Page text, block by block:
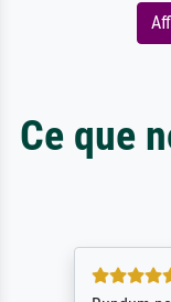
Ce que